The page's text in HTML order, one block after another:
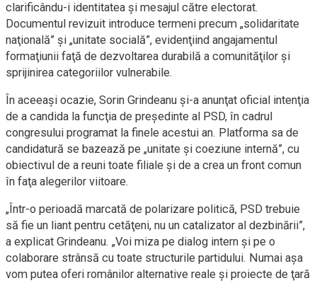
clarificându-i identitatea şi mesajul către electorat.
Documentul revizuit introduce termeni precum „solidaritate
naţională” şi „unitate socială”, evidenţiind angajamentul
formaţiunii faţă de dezvoltarea durabilă a comunităţilor şi
sprijinirea categoriilor vulnerabile.
În aceeaşi ocazie, Sorin Grindeanu şi-a anunţat oficial intenţia
de a candida la funcţia de preşedinte al PSD, în cadrul
congresului programat la finele acestui an. Platforma sa de
candidatură se bazează pe „unitate şi coeziune internă”, cu
obiectivul de a reuni toate filiale şi de a crea un front comun
în faţa alegerilor viitoare.
„Într-o perioadă marcată de polarizare politică, PSD trebuie
să fie un liant pentru cetăţeni, nu un catalizator al dezbinării”,
a explicat Grindeanu. „Voi miza pe dialog intern şi pe o
colaborare strânsă cu toate structurile partidului. Numai aşa
vom putea oferi românilor alternative reale şi proiecte de ţară